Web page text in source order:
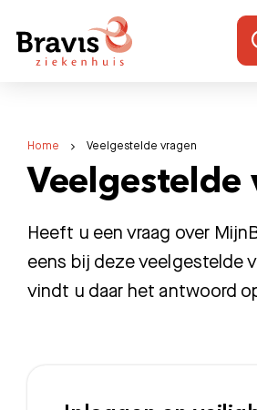
Home Veelgestelde vragen
Veelgestelde
Heeft u een vraag over
eens bij deze veelgestelde
vindt u daar het antwoord